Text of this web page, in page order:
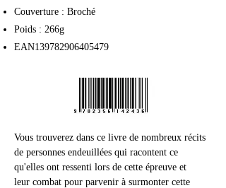
Couverture : Broché
Poids : 266g
EAN139782906405479
Vous trouverez dans ce livre de nombreux récits
de personnes endeuillées qui racontent ce
qu'elles ont ressenti lors de cette épreuve et
leur combat pour parvenir à surmonter cette